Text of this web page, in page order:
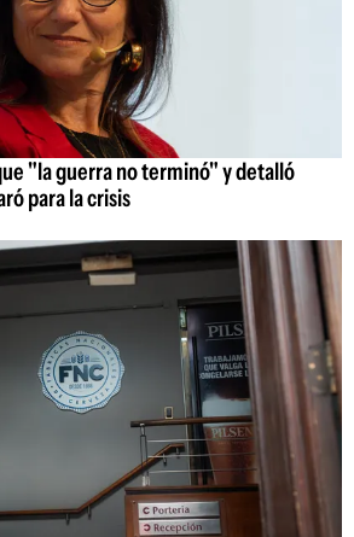
"la guerra no terminó" y detalló
para la crisis